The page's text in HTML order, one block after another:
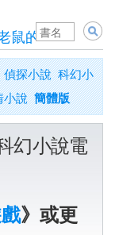
鼠的遊戲
偵探小說 科幻小
小說 簡體版
幻小說電
》或更